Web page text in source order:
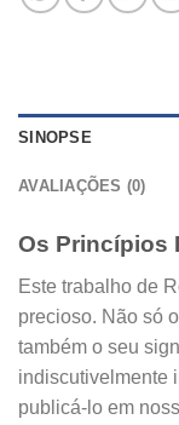
SINOPSE
AVALIAÇÕES (0)
Os Princípios
Este trabalho de
precioso. Não só
também o seu
indiscutivelmente
publicá-lo em